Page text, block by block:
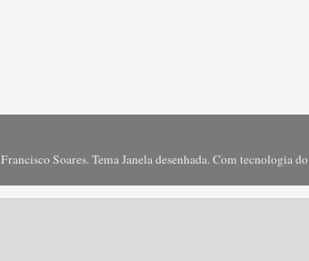
Francisco Soares. Tema Janela desenhada. Com tecnologia do